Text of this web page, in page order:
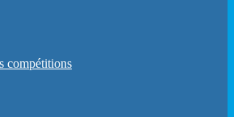
compétitions